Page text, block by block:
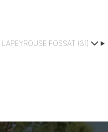
LAPEYROUSE FOSSAT (31)